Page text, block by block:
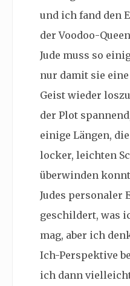
und ich fand den
der Voodoo-
Jude muss so
nur damit sie
Geist wieder
der Plot
einige Längen,
locker, leichten
überwinden
Judes personaler
geschildert, was
mag, aber ich
Ich-Perspektive
ich dann